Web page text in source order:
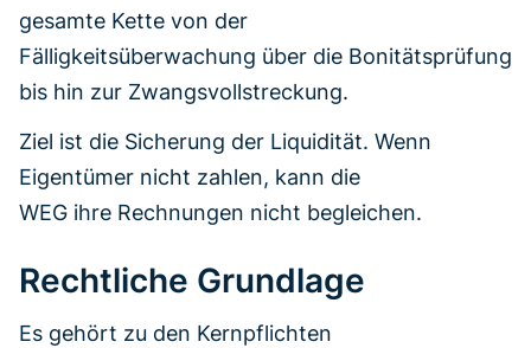
gesamte Kette von der
Fälligkeitsüberwachung über die Bonitätsprüfung
bis hin zur Zwangsvollstreckung.
Ziel ist die Sicherung der Liquidität. Wenn
Eigentümer nicht zahlen, kann die
WEG ihre Rechnungen nicht begleichen.
Rechtliche Grundlage
Es gehört zu den Kernpflichten